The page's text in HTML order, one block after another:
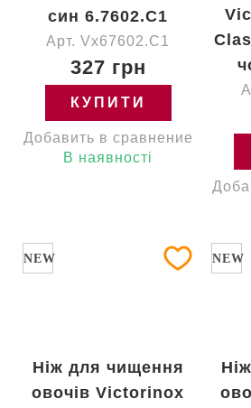
син 6.7602.C1
Арт. Vx67602.C1
327 грн
КУПИТИ
Добавить в сравнение
В наявності
NEW
Ніж для чищення
овочів Victorinox
NEW